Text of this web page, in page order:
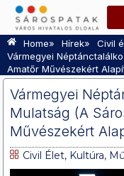
Home» Hírek» Civil
Vármegyei
Amatőr Művészekért
Vármegyei
Mulatság (A
Művészekért
Civil Élet, Kultúra,